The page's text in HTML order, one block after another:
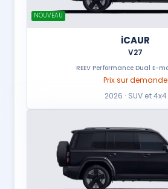
NOUVEAU
iCAUR
V27
REEV Performance Dual E-
Prix sur demande
2026 · SUV et 4x4